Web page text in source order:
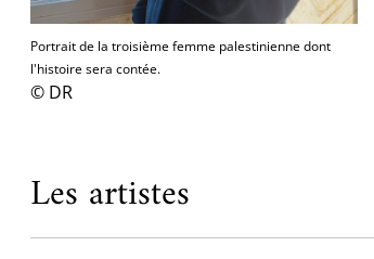
Portrait de la troisième femme palestinienne dont
l'histoire sera contée.
© DR
Les artistes